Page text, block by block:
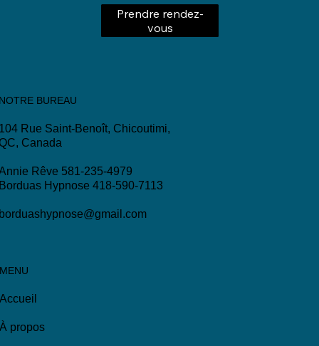
Prendre rendez-
BUREAU
Rue Saint-Benoît, Chicoutimi,
Canada
Rêve 581-235-4979
Hypnose 418-590-7113